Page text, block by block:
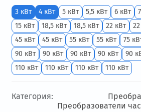
3 кВт
4 кВт 5 кВт 5,5 кВт 6 кВт
15 кВт
18,5 кВт 18,5 кВт 22 кВт
45 кВт
45 кВт 55 кВт 55 кВт 75
90 кВт
90 кВт 90 кВт 90 кВт 90
110 кВт
110 кВт 110 кВт 110 кВт
Категория:
Преобразователи